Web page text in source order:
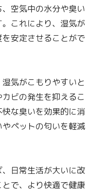
空気中の水分や臭い
これにより、湿気が
安定させることがで
気がこもりやすいと
ビの発生を抑えるこ
な臭いを効果的に消
ペットの匂いを軽減
日常生活が大いに改
で、より快適で健康